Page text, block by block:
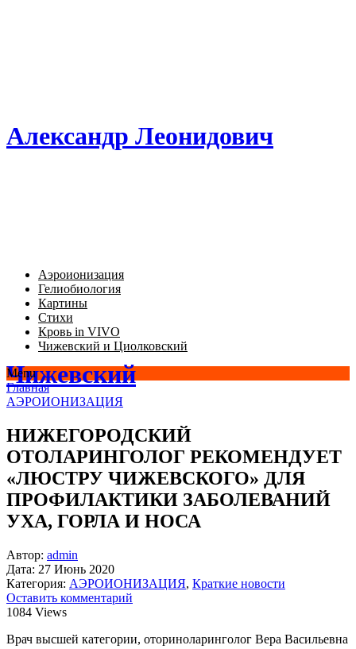
Александр Леонидович
Чижевский
Аэроионизация
Гелиобиология
Картины
Стихи
Кровь in VIVO
Чижевский и Циолковский
Menu
Главная
АЭРОИОНИЗАЦИЯ
НИЖЕГОРОДСКИЙ
ОТОЛАРИНГОЛОГ РЕКОМЕНДУЕТ
«ЛЮСТРУ ЧИЖЕВСКОГО» ДЛЯ
ПРОФИЛАКТИКИ ЗАБОЛЕВАНИЙ
УХА, ГОРЛА И НОСА
Автор: admin
Дата: 27 Июнь 2020
Категория: АЭРОИОНИЗАЦИЯ, Краткие новости
Оставить комментарий
1084 Views
Врач высшей категории, оториноларинголог Вера Васильевна